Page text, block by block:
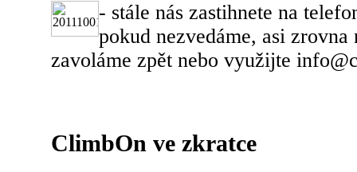
- stále nás zastihnete na
pokud nezvedáme, asi zrovna
zavoláme zpět nebo využijte
ClimbOn ve zkratce